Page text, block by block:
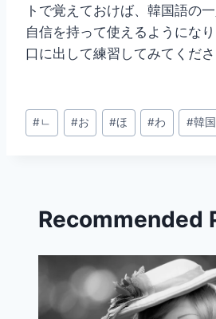
トで覚えておけば、韓国語の
自信を持って使えるようにな
口に出して練習してみてくださ
投
稿
#ㄴ #お #ほ #わ #韓
Recommended